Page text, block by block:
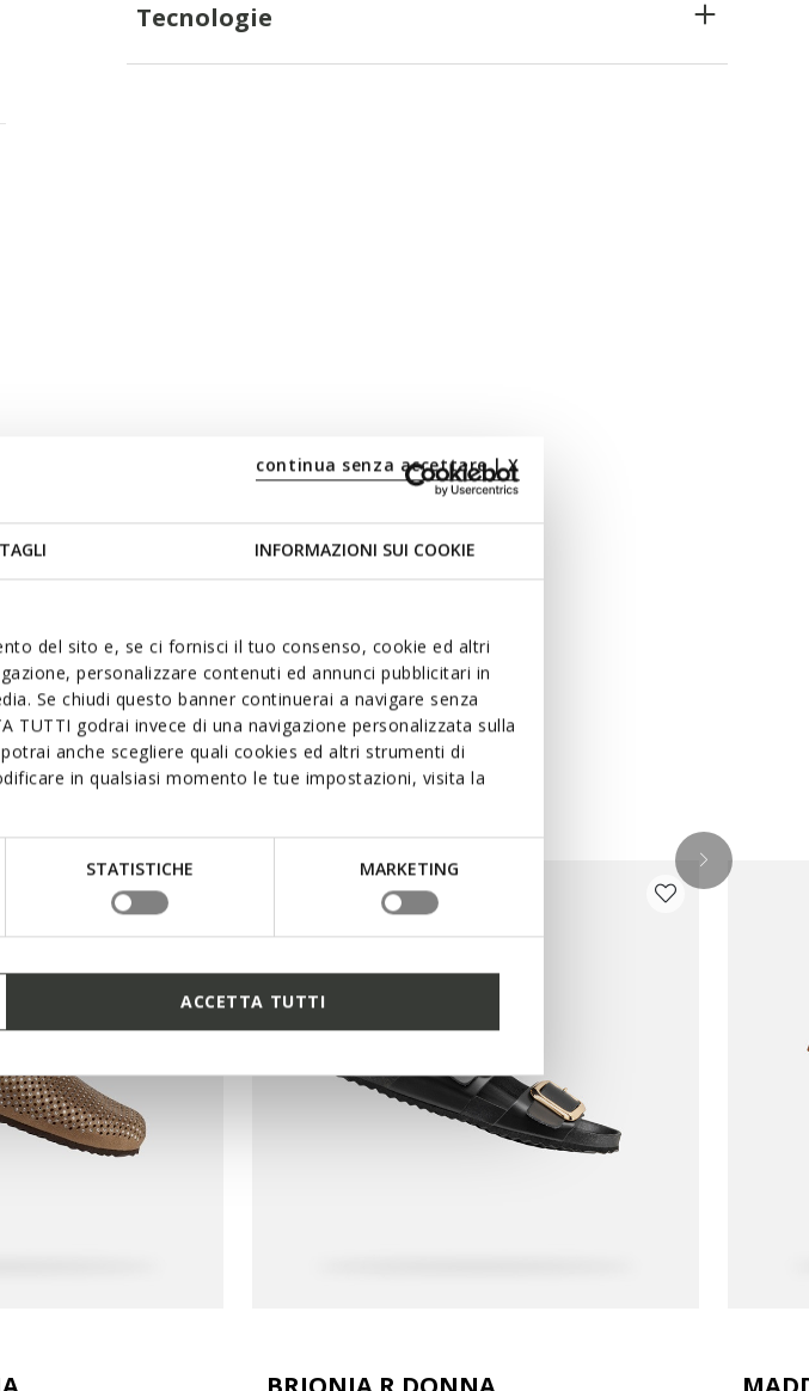
INFORMAZIONI SUI COOKIE
del sito e, se ci fornisci il tuo consenso, cookie ed altri
personalizzare contenuti ed annunci pubblicitari in
Se chiudi questo banner continuerai a navigare senza
TUTTI godrai invece di una navigazione personalizzata sulla
anche scegliere quali cookies ed altri strumenti di
in qualsiasi momento le tue impostazioni, visita la
STATISTICHE MARKETING
continua senza accettare | X
ACCETTA TUTTI
Tecnologie